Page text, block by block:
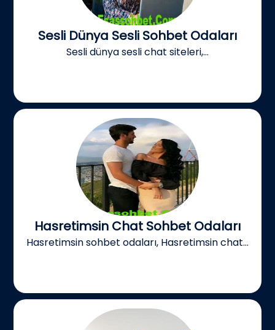
Sesli Dünya Sesli Sohbet Odaları
Sesli dünya sesli chat siteleri,...
Hasretimsin Chat Sohbet Odaları
Hasretimsin sohbet odaları, Hasretimsin chat...